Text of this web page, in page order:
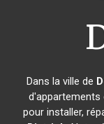
Dans la ville de
d'appartements
pour installer,